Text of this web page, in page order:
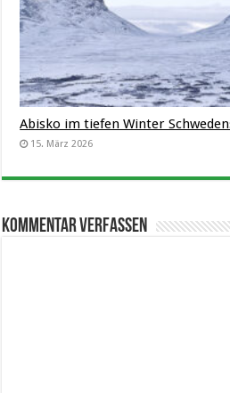
Abisko im tiefen Winter
15. März 2026
Kommentar verfassen